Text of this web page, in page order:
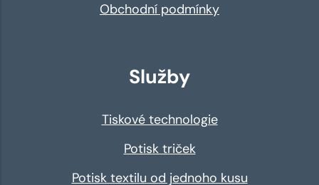
Obchodní podmínky
Služby
Tiskové technologie
Potisk triček
Potisk textilu od jednoho kusu